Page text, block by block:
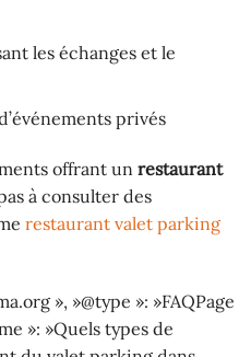
les échanges et le
privés
offrant un restaurant
à consulter des
restaurant valet parking
», »@type »:
»: »Quels types de